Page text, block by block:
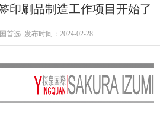
印刷品制造工作项目开始了
首选 发布时间：2024-02-28